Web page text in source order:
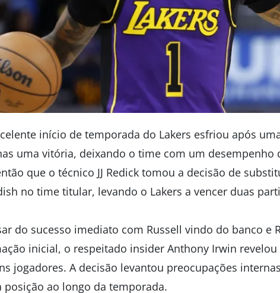
início de temporada do Lakers esfriou após
uma vitória, deixando o time com um desempenho
que o técnico JJ Redick tomou a decisão de
no time titular, levando o Lakers a vencer duas
do sucesso imediato com Russell vindo do banco e
inicial, o respeitado insider Anthony Irwin
jogadores. A decisão levantou preocupações
posição ao longo da temporada.